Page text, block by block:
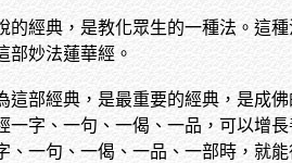
的經典，是教化眾生的一種法。這
部妙法蓮華經。
這部經典，是最重要的經典，是成
一字、一句、一偈、一品，可以增
、一句、一偈、一品、一部時，就